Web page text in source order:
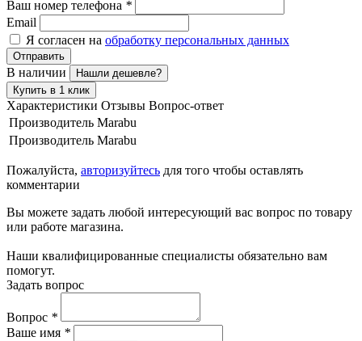
Ваш номер телефона *
Email
Я согласен на обработку персональных данных
Отправить
В наличии
Нашли дешевле?
Купить в 1 клик
Характеристики Отзывы Вопрос-ответ
Производитель Marabu
Производитель Marabu
Пожалуйста, авторизуйтесь для того чтобы оставлять
комментарии
Вы можете задать любой интересующий вас вопрос по товару
или работе магазина.
Наши квалифицированные специалисты обязательно вам
помогут.
Задать вопрос
Вопрос *
Ваше имя *